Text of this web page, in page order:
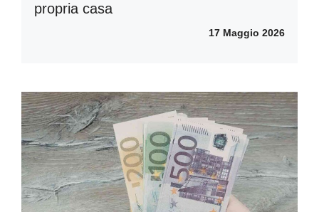
propria casa
17 Maggio 2026